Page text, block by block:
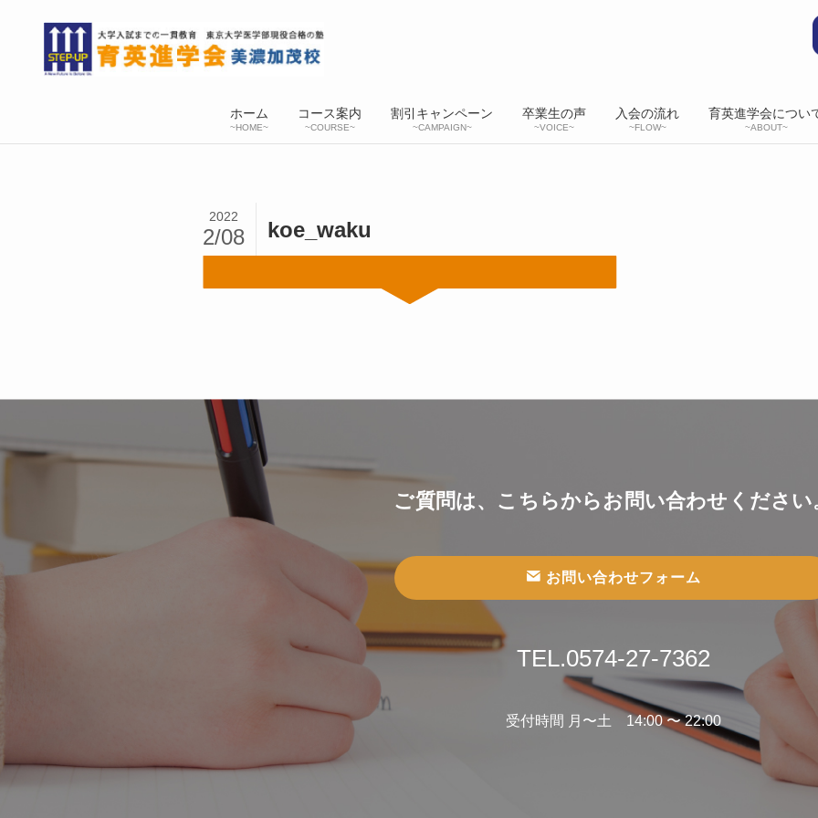
ホーム
~HOME~
コース案内
~COURSE~
割引キャンペーン
~CAMPAIGN~
卒業生の声
~VOICE~
入会の流れ
~FLOW~
育英進学会につい
~ABOUT~
koe_waku
2022
2/08
ご質問は、こちらからお問い合わせください
お問い合わせフォーム
TEL.0574-27-7362
受付時間 月〜土 14:00 〜 22:00